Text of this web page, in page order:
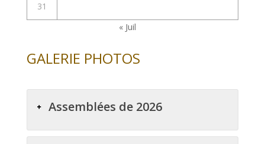
31
« Juil
GALERIE PHOTOS
Assemblées de 2026